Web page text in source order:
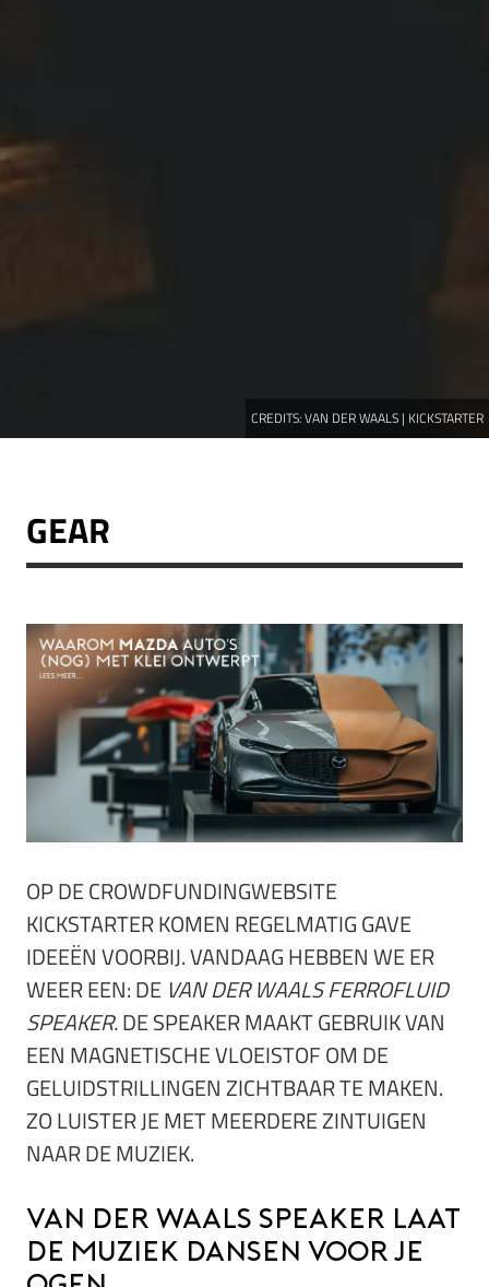
CREDITS:VAN DER WAALS | KICKSTARTER
GEAR
OP DE CROWDFUNDINGWEBSITE
KICKSTARTER KOMEN REGELMATIG GAVE
IDEEËN VOORBIJ. VANDAAG HEBBEN WE ER
WEER EEN: DE VAN DER WAALS FERROFLUID
SPEAKER.DE SPEAKER MAAKT GEBRUIK VAN
EEN MAGNETISCHE VLOEISTOF OM DE
GELUIDSTRILLINGEN ZICHTBAAR TE MAKEN.
ZO LUISTER JE MET MEERDERE ZINTUIGEN
NAAR DE MUZIEK.
Van Der Waals speaker laat
de muziek dansen voor je